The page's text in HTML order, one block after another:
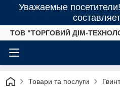
Уважаемые
ТОВ "ТОРГОВИЙ ДІМ-
Товари та послуги